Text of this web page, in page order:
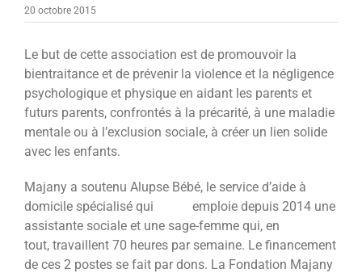
20 octobre 2015
Le but de cette association est de promouvoir la
bientraitance et de prévenir la violence et la négligence
psychologique et physique en aidant les parents et
futurs parents, confrontés à la précarité, à une maladie
mentale ou à l’exclusion sociale, à créer un lien solide
avec les enfants.
Majany a soutenu Alupse Bébé, le service d’aide à
domicile spécialisé qui emploie depuis 2014 une
assistante sociale et une sage-femme qui, en
tout, travaillent 70 heures par semaine. Le financement
de ces 2 postes se fait par dons. La Fondation Majany